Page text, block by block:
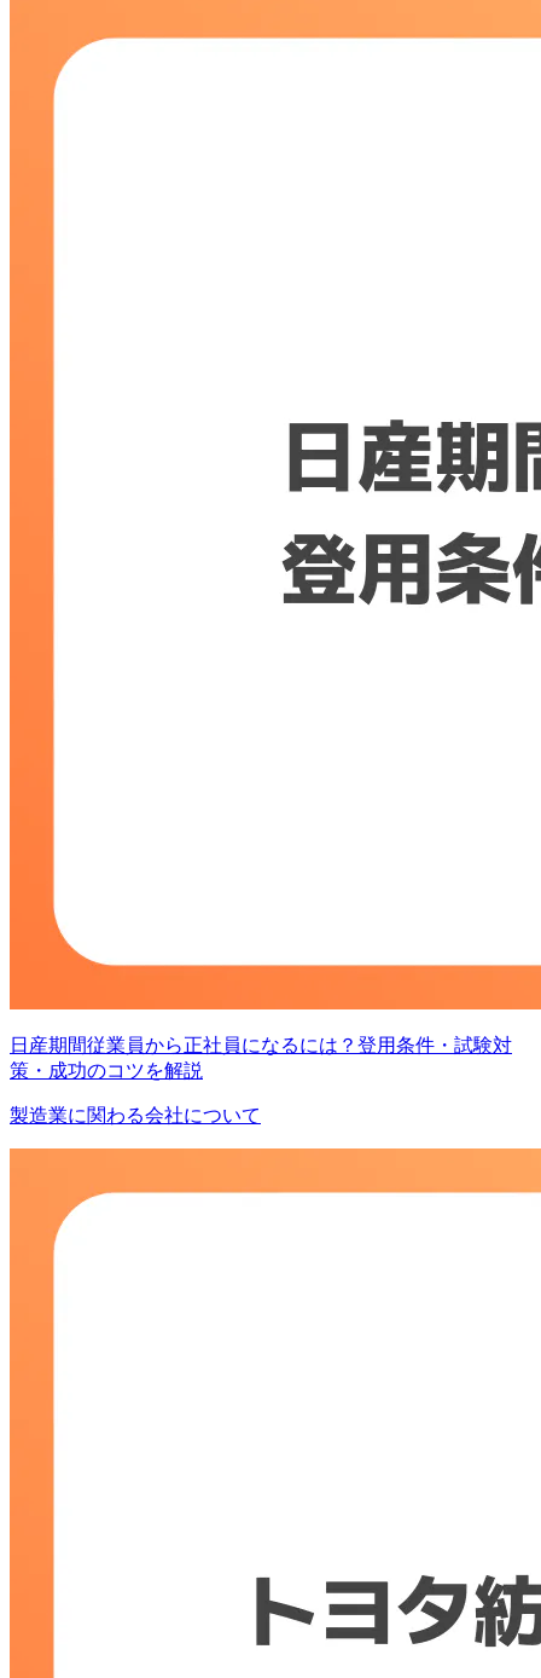
日産期間従業員から正社員になるには？登用条件・試験対
策・成功のコツを解説
製造業に関わる会社について